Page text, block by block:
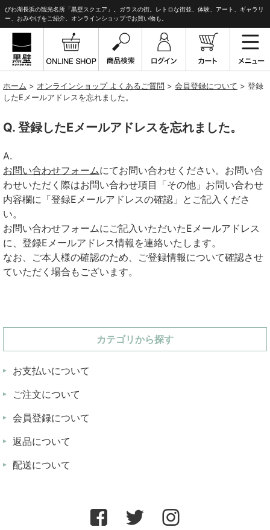
びわ湖長浜の観光名所「黒壁スクエア」。ガラスの街。レトロな街並、体験、アート、ギャラリ
ー、おみやげをご紹介。オンラインショップでお買い物も。
ホーム > オンラインショップ よくあるご質問 > 会員登録について > 登録
したEメールアドレスを忘れました。
登録したEメールアドレスを忘れました。
お問い合わせフォームにてお問い合わせください。お問い合
わせいただく際はお問い合わせ項目「その他」お問い合わせ
内容欄に「登録Eメールアドレスの確認」とご記入くださ
い。
お問い合わせフォームにご記入いただいたEメールアドレス
に、登録Eメールアドレス情報を連絡いたします。
なお、ご本人様の確認のため、ご登録情報について確認させ
ていただく場合もございます。
カテゴリから探す
お支払いについて
ご注文について
会員登録について
返品について
配送について